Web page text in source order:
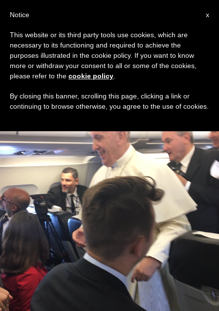
TAG
Posts Tagged ‘ginevra’
ULTIME NOTIZIE
x
Notice
This website or its third party tools use cookies, which are
necessary to its functioning and required to achieve the
purposes illustrated in the cookie policy. If you want to know
more or withdraw your consent to all or some of the cookies,
please refer to the cookie policy
By closing this banner, scrolling this page, clicking a link or
continuing to browse otherwise, you agree to the use of cookies.